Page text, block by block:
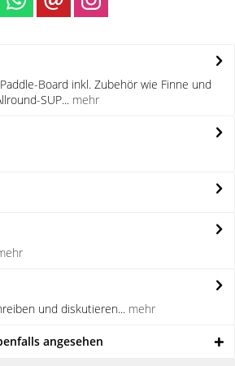
Board inkl. Zubehör wie Finne und
SUP... mehr
und diskutieren... mehr
angesehen